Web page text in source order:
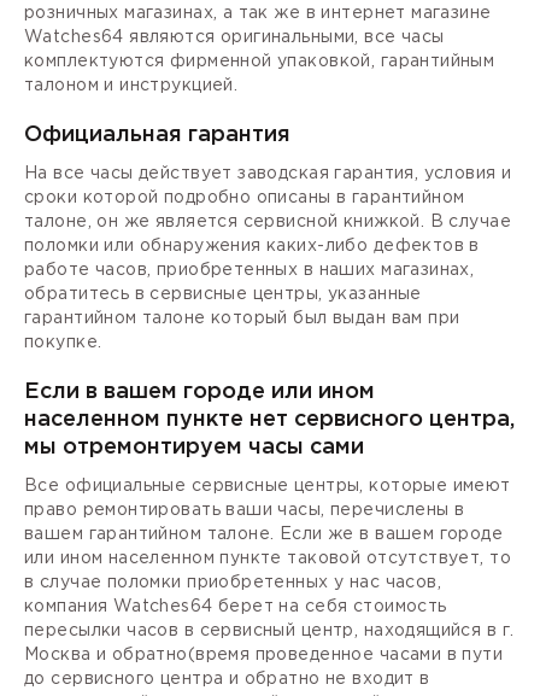
розничных магазинах, а так же в интернет магазине
Watches64 являются оригинальными, все часы
комплектуются фирменной упаковкой, гарантийным
талоном и инструкцией.
Официальная гарантия
На все часы действует заводская гарантия, условия и
сроки которой подробно описаны в гарантийном
талоне, он же является сервисной книжкой. В случае
поломки или обнаружения каких-либо дефектов в
работе часов, приобретенных в наших магазинах,
обратитесь в сервисные центры, указанные
гарантийном талоне который был выдан вам при
покупке.
Если в вашем городе или ином
населенном пункте нет сервисного центра,
мы отремонтируем часы сами
Все официальные сервисные центры, которые имеют
право ремонтировать ваши часы, перечислены в
вашем гарантийном талоне. Если же в вашем городе
или ином населенном пункте таковой отсутствует, то
в случае поломки приобретенных у нас часов,
компания Watches64 берет на себя стоимость
пересылки часов в сервисный центр, находящийся в г.
Москва и обратно(время проведенное часами в пути
до сервисного центра и обратно не входит в